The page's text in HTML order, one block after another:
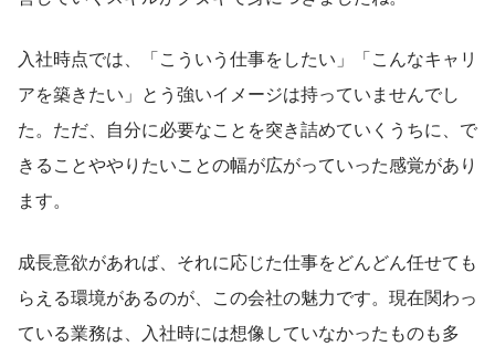
入社時点では、「こういう仕事をしたい」「こんなキャリ
アを築きたい」とう強いイメージは持っていませんでし
た。ただ、自分に必要なことを突き詰めていくうちに、で
きることややりたいことの幅が広がっていった感覚があり
ます。
成長意欲があれば、それに応じた仕事をどんどん任せても
らえる環境があるのが、この会社の魅力です。現在関わっ
ている業務は、入社時には想像していなかったものも多